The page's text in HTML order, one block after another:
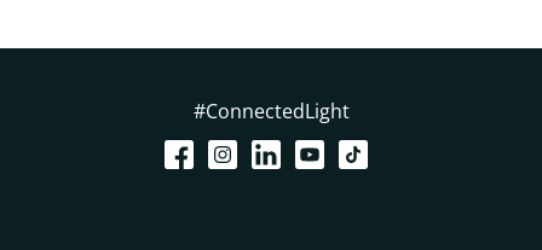
#ConnectedLight